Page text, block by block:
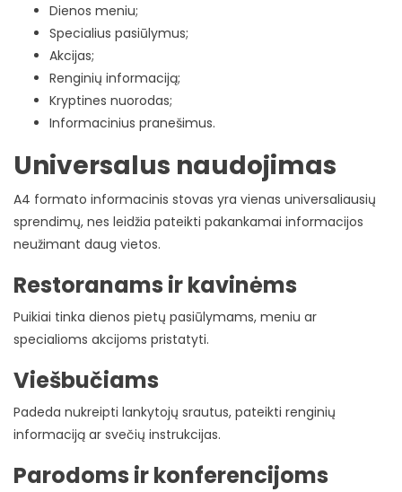
Dienos meniu;
Specialius pasiūlymus;
Akcijas;
Renginių informaciją;
Kryptines nuorodas;
Informacinius pranešimus.
Universalus naudojimas
A4 formato informacinis stovas yra vienas universaliausių
sprendimų, nes leidžia pateikti pakankamai informacijos
neužimant daug vietos.
Restoranams ir kavinėms
Puikiai tinka dienos pietų pasiūlymams, meniu ar
specialioms akcijoms pristatyti.
Viešbučiams
Padeda nukreipti lankytojų srautus, pateikti renginių
informaciją ar svečių instrukcijas.
Parodoms ir konferencijoms